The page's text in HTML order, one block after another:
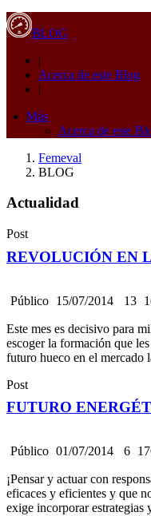
BLOG
|
Acerca de este Blog
|
Más
Acerca de este
Femeval
BLOG
Actualidad
Post
REVOLUCIÓN EN
Público 15/07/2014 13
Este mes es decisivo para
escoger la formación que
futuro hueco en el mercado
Post
FUTURO
Público 01/07/2014 6
¡Pensar y actuar con
eficaces y eficientes y que
exige incorporar estrategias